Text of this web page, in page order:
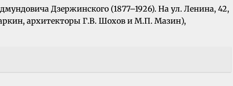
Дзержинского (1877–1926). На ул. Ленина, 42,
архитекторы Г.В. Шохов и М.П. Мазин),